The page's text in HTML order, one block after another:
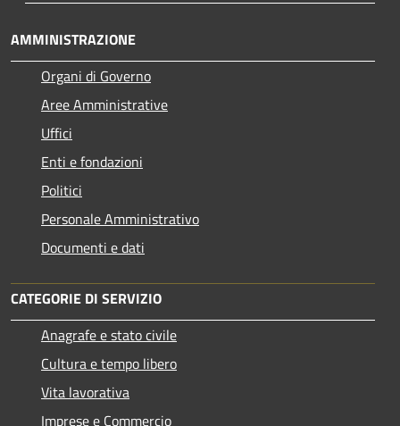
AMMINISTRAZIONE
Organi di Governo
Aree Amministrative
Uffici
Enti e fondazioni
Politici
Personale Amministrativo
Documenti e dati
CATEGORIE DI SERVIZIO
Anagrafe e stato civile
Cultura e tempo libero
Vita lavorativa
Imprese e Commercio